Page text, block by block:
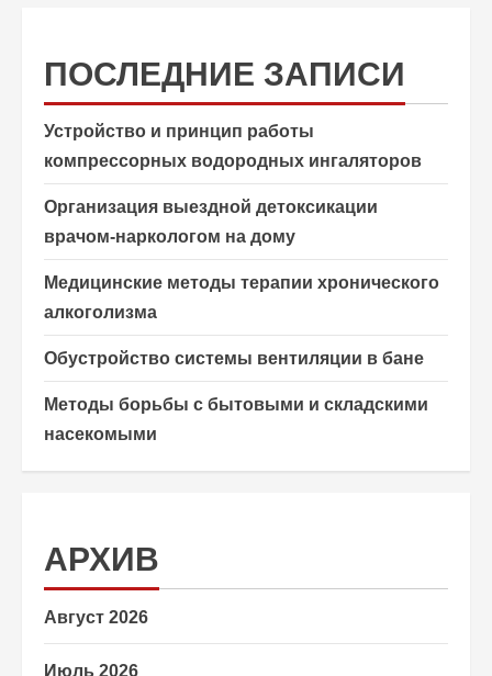
ПОСЛЕДНИЕ ЗАПИСИ
Устройство и принцип работы
компрессорных водородных ингаляторов
Организация выездной детоксикации
врачом-наркологом на дому
Медицинские методы терапии хронического
алкоголизма
Обустройство системы вентиляции в бане
Методы борьбы с бытовыми и складскими
насекомыми
АРХИВ
Август 2026
Июль 2026